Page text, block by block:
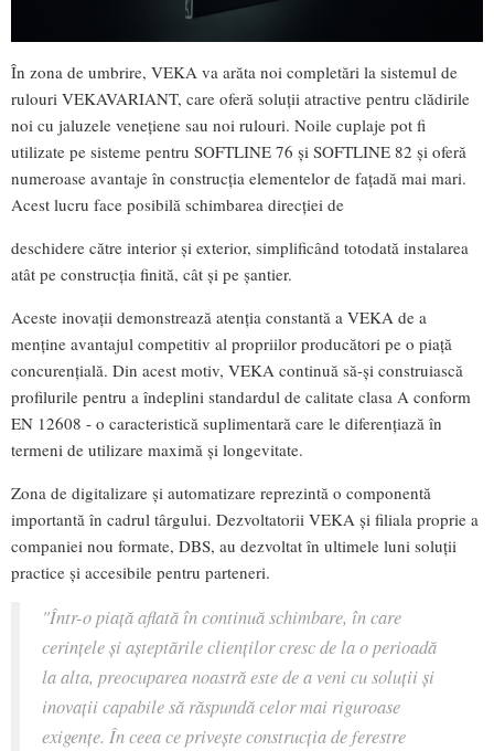
În zona de umbrire, VEKA va arăta noi completări la sistemul de
rulouri VEKAVARIANT, care oferă soluții atractive pentru clădirile
noi cu jaluzele venețiene sau noi rulouri. Noile cuplaje pot fi
utilizate pe sisteme pentru SOFTLINE 76 și SOFTLINE 82 și oferă
numeroase avantaje în construcția elementelor de fațadă mai mari.
Acest lucru face posibilă schimbarea direcției de
deschidere către interior și exterior, simplificând totodată instalarea
atât pe construcția finită, cât și pe șantier.
Aceste inovații demonstrează atenția constantă a VEKA de a
menține avantajul competitiv al propriilor producători pe o piață
concurențială. Din acest motiv, VEKA continuă să-și construiască
profilurile pentru a îndeplini standardul de calitate clasa A conform
EN 12608 - o caracteristică suplimentară care le diferențiază în
termeni de utilizare maximă și longevitate.
Zona de digitalizare și automatizare reprezintă o componentă
importantă în cadrul târgului. Dezvoltatorii VEKA și filiala proprie a
companiei nou formate, DBS, au dezvoltat în ultimele luni soluții
practice și accesibile pentru parteneri.
"Într-o piaţă aflată în continuă schimbare, în care
cerinţele şi aşteptările clienţilor cresc de la o perioadă
la alta, preocuparea noastră este de a veni cu soluții și
inovații capabile să răspundă celor mai riguroase
exigenţe. În ceea ce privește construcția de ferestre